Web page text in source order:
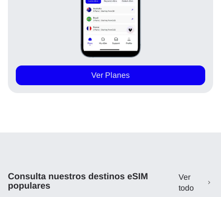
Ver Planes
Consulta nuestros destinos eSIM
populares
Ver
todo